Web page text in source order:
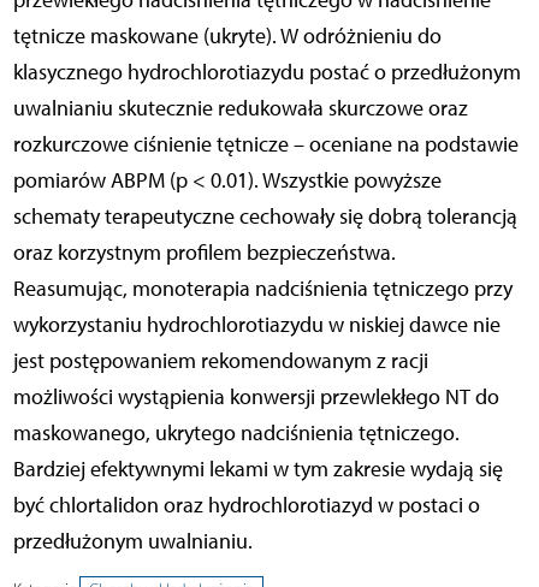
tętnicze maskowane (ukryte). W odróżnieniu do
klasycznego hydrochlorotiazydu postać o przedłużonym
uwalnianiu skutecznie redukowała skurczowe oraz
rozkurczowe ciśnienie tętnicze – oceniane na podstawie
pomiarów ABPM (p < 0.01). Wszystkie powyższe
schematy terapeutyczne cechowały się dobrą tolerancją
oraz korzystnym profilem bezpieczeństwa.
Reasumując, monoterapia nadciśnienia tętniczego przy
wykorzystaniu hydrochlorotiazydu w niskiej dawce nie
jest postępowaniem rekomendowanym z racji
możliwości wystąpienia konwersji przewlekłego NT do
maskowanego, ukrytego nadciśnienia tętniczego.
Bardziej efektywnymi lekami w tym zakresie wydają się
być chlortalidon oraz hydrochlorotiazyd w postaci o
przedłużonym uwalnianiu.